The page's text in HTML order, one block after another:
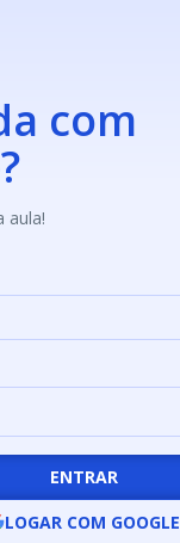
com
aula!
ENTRAR
LOGAR COM GOOGLE